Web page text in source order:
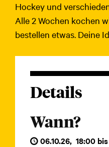
Hockey und
Alle 2 Wochen kochen
bestellen etwas. Deine
Details
Wann?
06.10.26, 18:00 bis